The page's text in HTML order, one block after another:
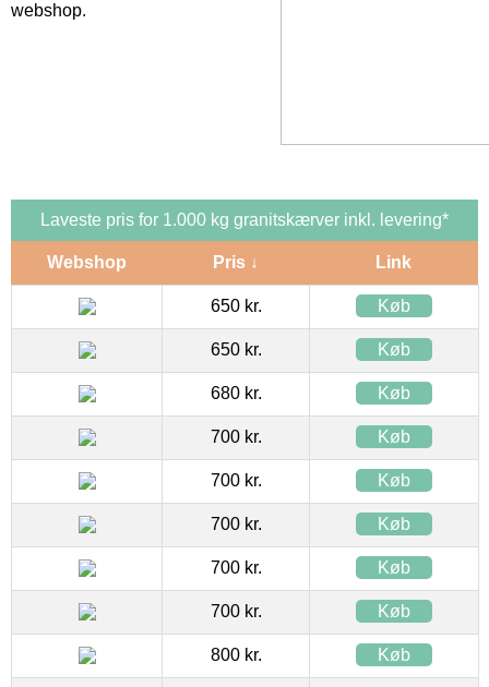
webshop.
Laveste pris for 1.000 kg granitskærver inkl. levering*
Webshop Pris ↓ Link
650 kr. Køb
650 kr. Køb
680 kr. Køb
700 kr. Køb
700 kr. Køb
700 kr. Køb
700 kr. Køb
700 kr. Køb
800 kr. Køb